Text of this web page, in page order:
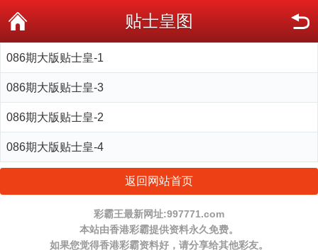
贴士皇图
086期大版贴士皇-1
086期大版贴士皇-3
086期大版贴士皇-2
086期大版贴士皇-4
返回网站首页
彩霸王最新网址:997771.com
本站由香港彩霸提供资料永久免费。
如果您觉得香港彩霸资料好，请分享给其他彩友。